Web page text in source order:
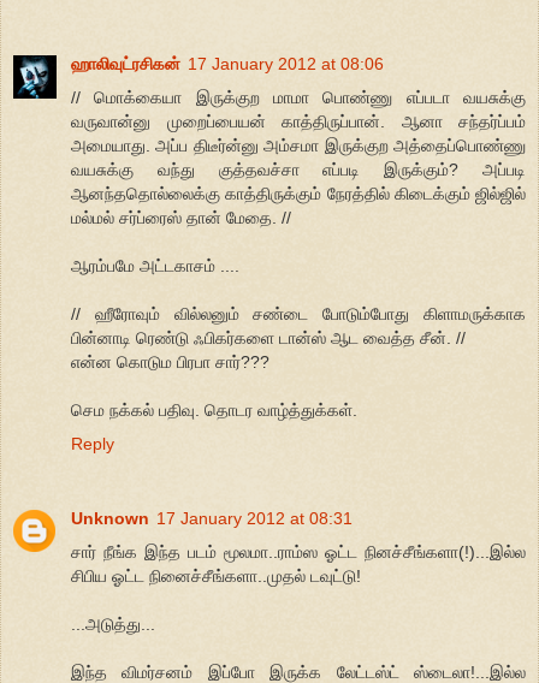
ஹாலிவுட்ரசிகன் 17 January 2012 at 08:06
// மொக்கையா இருக்குற மாமா பொண்ணு எப்படா வயசுக்கு
வருவான்னு முறைப்பையன் காத்திருப்பான். ஆனா சந்தர்ப்பம்
அமையாது. அப்ப திடீர்ன்னு அம்சமா இருக்குற அத்தைப்பொண்ணு
வயசுக்கு வந்து குத்தவச்சா எப்படி இருக்கும்? அப்படி
ஆனந்ததொல்லைக்கு காத்திருக்கும் நேரத்தில் கிடைக்கும் ஜில்ஜில்
மல்மல் சர்ப்ரைஸ் தான் மேதை. //
ஆரம்பமே அட்டகாசம் ....
// ஹீரோவும் வில்லனும் சண்டை போடும்போது கிளாமருக்காக
பின்னாடி ரெண்டு ஃபிகர்களை டான்ஸ் ஆட வைத்த சீன். //
என்ன கொடும பிரபா சார்???
செம நக்கல் பதிவு. தொடர வாழ்த்துக்கள்.
Reply
Unknown 17 January 2012 at 08:31
சார் நீங்க இந்த படம் மூலமா..ராம்ஸ ஓட்ட நினச்சீங்களா(!)...இல்ல
சிபிய ஓட்ட நினைச்சீங்களா..முதல் டவுட்டு!
...அடுத்து...
இந்த விமர்சனம் இப்போ இருக்க லேட்டஸ்ட் ஸ்டைலா!...இல்ல